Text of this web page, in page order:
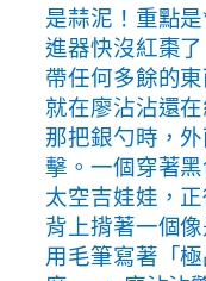
是蒜泥！重點
進器快沒紅棗
帶任何多餘的
就在廖沾沾還
那把銀勺時，
擊。一個穿著
太空吉娃娃，
背上揹著一個
用毛筆寫著「